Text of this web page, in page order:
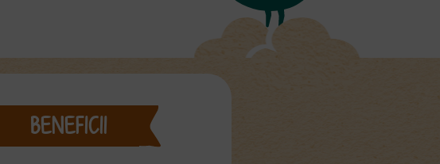
BENEFICII